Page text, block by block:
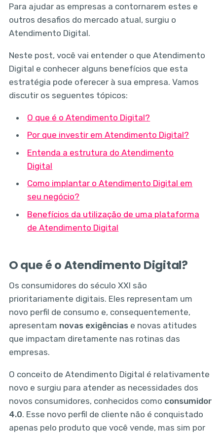
Para ajudar as empresas a contornarem estes e
outros desafios do mercado atual, surgiu o
Atendimento Digital.
Neste post, você vai entender o que Atendimento
Digital e conhecer alguns benefícios que esta
estratégia pode oferecer à sua empresa. Vamos
discutir os seguentes tópicos:
O que é o Atendimento Digital?
Por que investir em Atendimento Digital?
Entenda a estrutura do Atendimento
Digital
Como implantar o Atendimento Digital em
seu negócio?
Benefícios da utilização de uma plataforma
de Atendimento Digital
O que é o Atendimento Digital?
Os consumidores do século XXI são
prioritariamente digitais. Eles representam um
novo perfil de consumo e, consequentemente,
apresentam novas exigênciase novas atitudes
que impactam diretamente nas rotinas das
empresas.
O conceito de Atendimento Digital é relativamente
novo e surgiu para atender as necessidades dos
novos consumidores, conhecidos como consumidor
4.0. Esse novo perfil de cliente não é conquistado
apenas pelo produto que você vende, mas sim por